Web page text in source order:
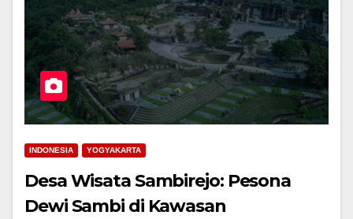
INDONESIA YOGYAKARTA
Desa Wisata Sambirejo: Pesona
Dewi Sambi di Kawasan